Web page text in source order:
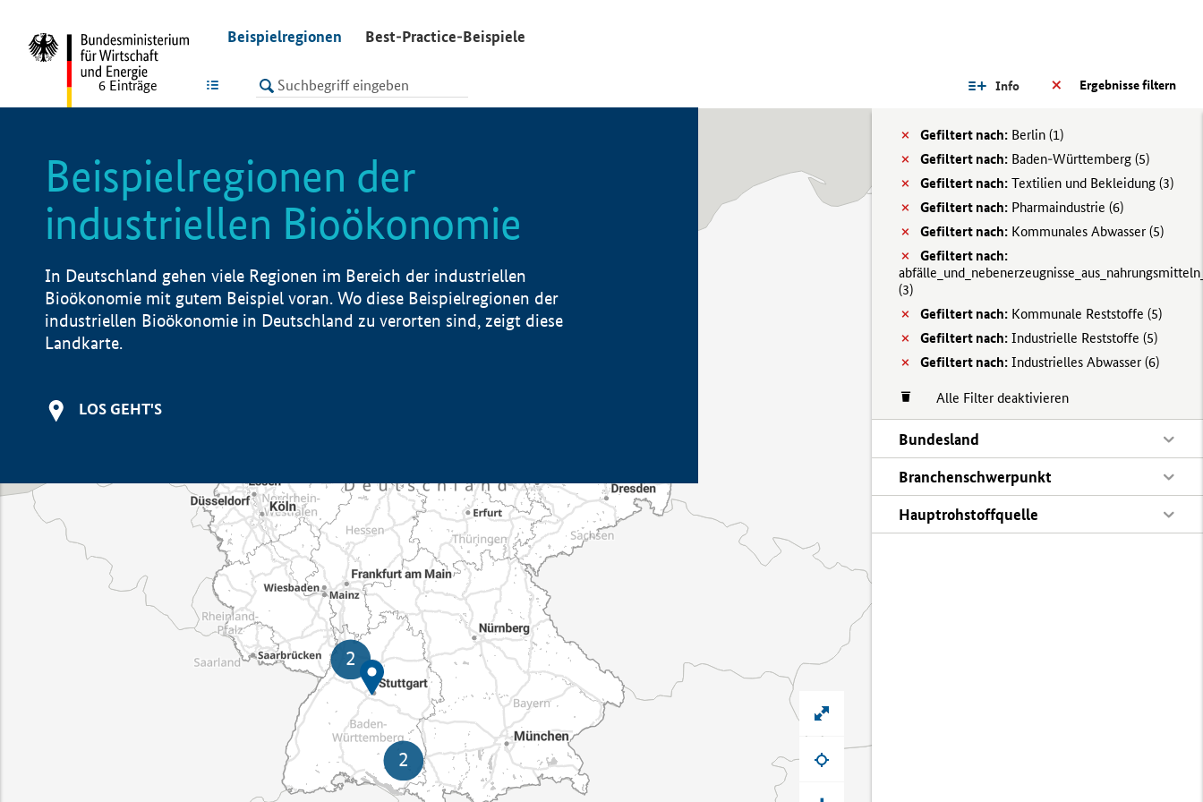
Beispielregionen Best-Practice-Beispiele
LISTE Ergebnisse filtern
Info
Gefiltert nach: Berlin (1)
Gefiltert nach: Baden-Württemberg (5)
Gefiltert nach: Textilien und Bekleidung (3)
Gefiltert nach: Pharmaindustrie (6)
Gefiltert nach: Kommunales Abwasser (5)
Gefiltert nach:
(3)
Gefiltert nach: Kommunale Reststoffe (5)
Gefiltert nach: Industrielle Reststoffe (5)
Gefiltert nach: Industrielles Abwasser (6)
Alle Filter deaktivieren
Bundesland
Branchenschwerpunkt
Hauptrohstoffquelle
6 Einträge
Beispielregionen der
industriellen Bioökonomie
In Deutschland gehen viele Regionen im Bereich der industriellen
Bioökonomie mit gutem Beispiel voran. Wo diese Beispielregionen der
industriellen Bioökonomie in Deutschland zu verorten sind, zeigt diese
Landkarte.
LOS GEHT'S